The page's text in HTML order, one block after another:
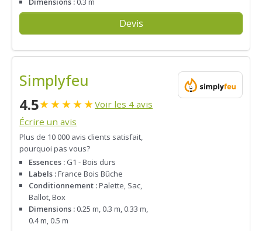
Devis
Simplyfeu
4.5★★★★★Voir les 4 avis
Écrire un avis
Plus de 10 000 avis clients satisfait,
pourquoi pas vous?
Essences : G1 - Bois durs
Labels :France Bois Bûche
Conditionnement :Palette, Sac,
Ballot, Box
Dimensions : 0.25 m, 0.3 m, 0.33 m,
0.4 m, 0.5 m